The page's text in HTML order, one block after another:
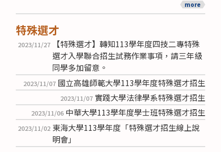
more
特殊選才
【特殊選才】轉知113學年度四技二專特殊
選才入學聯合招生試務作業事項，請三年級
同學多加留意。
2023/11/27
國立高雄師範大學113學年度特殊選才招生
2023/11/07
實踐大學法律學系特殊選才招生
2023/11/07
中華大學113學年度學士班特殊選才招生
2023/11/06
東海大學113學年度「特殊選才招生線上說
明會」
2023/11/02